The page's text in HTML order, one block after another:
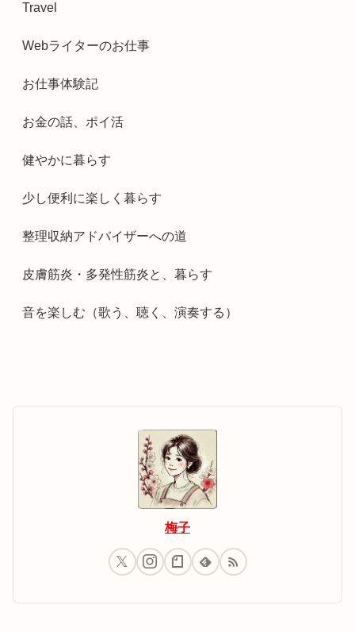
Travel
Webライターのお仕事
お仕事体験記
お金の話、ポイ活
健やかに暮らす
少し便利に楽しく暮らす
整理収納アドバイザーへの道
皮膚筋炎・多発性筋炎と、暮らす
音を楽しむ（歌う、聴く、演奏する）
梅子